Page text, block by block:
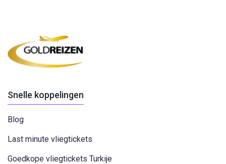
Snelle koppelingen
Blog
Last minute vliegtickets
Goedkope vliegtickets Turkije